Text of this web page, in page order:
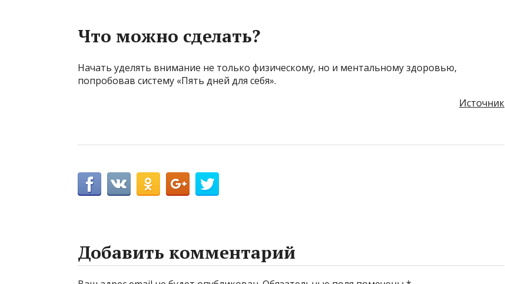
Что можно сделать?
Начать уделять внимание не только физическому, но и ментальному здоровью,
попробовав систему «Пять дней для себя».
Источник
Добавить комментарий